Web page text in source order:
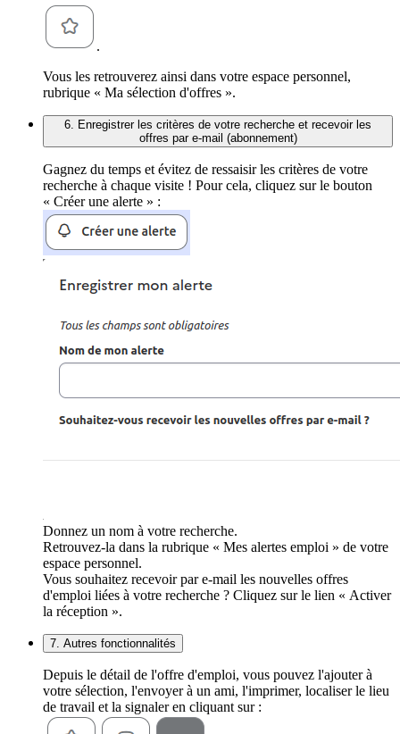
.
Vous les retrouverez ainsi dans votre espace personnel,
rubrique « Ma sélection d'offres ».
6. Enregistrer les critères de votre recherche et recevoir les
offres par e-mail (abonnement)
Gagnez du temps et évitez de ressaisir les critères de votre
recherche à chaque visite ! Pour cela, cliquez sur le bouton
« Créer une alerte » :
Donnez un nom à votre recherche.
Retrouvez-la dans la rubrique « Mes alertes emploi » de votre
espace personnel.
Vous souhaitez recevoir par e-mail les nouvelles offres
d'emploi liées à votre recherche ? Cliquez sur le lien « Activer
la réception ».
7. Autres fonctionnalités
Depuis le détail de l'offre d'emploi, vous pouvez l'ajouter à
votre sélection, l'envoyer à un ami, l'imprimer, localiser le lieu
de travail et la signaler en cliquant sur :